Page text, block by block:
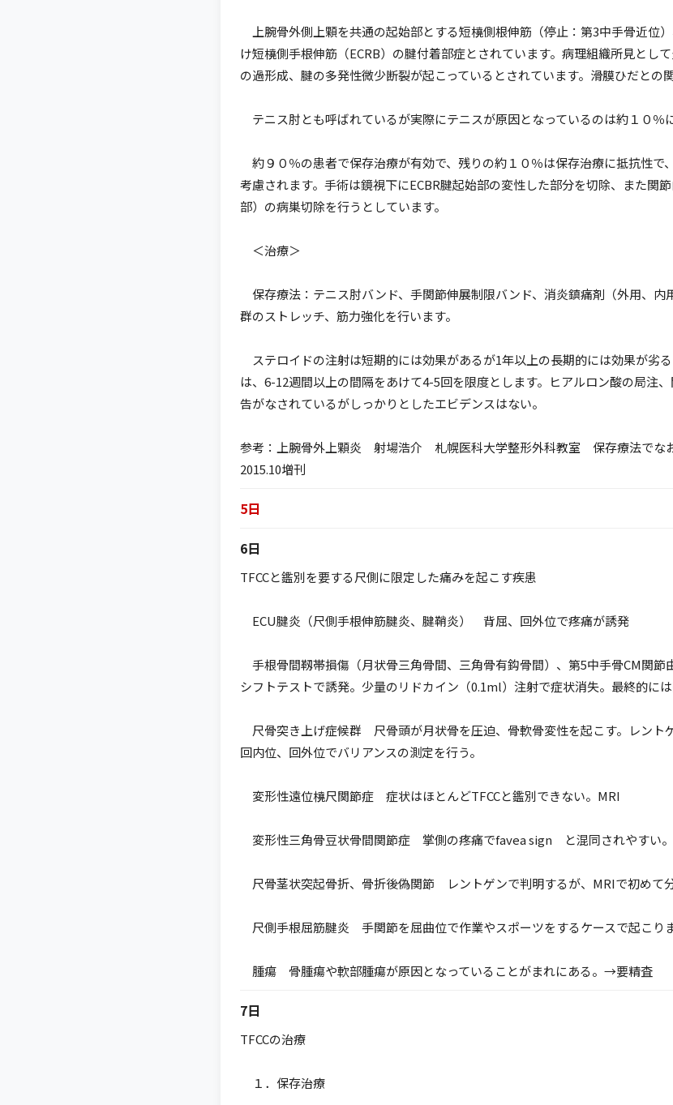
上腕骨外側上顆を共通の起始部とする短橈側根伸筋（停止：第3中手骨近位
け短橈側手根伸筋（ECRB）の腱付着部症とされています。病理組織所見とし
の過形成、腱の多発性微少断裂が起こっているとされています。滑膜ひだとの
テニス肘とも呼ばれているが実際にテニスが原因となっているのは約１０％
約９０％の患者で保存治療が有効で、残りの約１０％は保存治療に抵抗性で
考慮されます。手術は鏡視下にECBR腱起始部の変性した部分を切除、また関
部）の病巣切除を行うとしています。
＜治療＞
保存療法：テニス肘バンド、手関節伸展制限バンド、消炎鎮痛剤（外用、内
群のストレッチ、筋力強化を行います。
ステロイドの注射は短期的には効果があるが1年以上の長期的には効果が劣
は、6-12週間以上の間隔をあけて4-5回を限度とします。ヒアルロン酸の局注
告がなされているがしっかりとしたエビデンスはない。
参考：上腕骨外上顆炎 射場浩介 札幌医科大学整形外科教室 保存療法で
2015.10増刊
5日
6日
TFCCと鑑別を要する尺側に限定した痛みを起こす疾患
ECU腱炎（尺側手根伸筋腱炎、腱鞘炎） 背屈、回外位で疼痛が誘発
手根骨間靱帯損傷（月状骨三角骨間、三角骨有鈎骨間）、第5中手骨CM関節
シフトテストで誘発。少量のリドカイン（0.1ml）注射で症状消失。最終的に
尺骨突き上げ症候群 尺骨頭が月状骨を圧迫、骨軟骨変性を起こす。レント
回内位、回外位でバリアンスの測定を行う。
変形性遠位橈尺関節症 症状はほとんどTFCCと鑑別できない。MRI
変形性三角骨豆状骨間関節症 掌側の疼痛でfavea sign と混同されやすい。
尺骨茎状突起骨折、骨折後偽関節 レントゲンで判明するが、MRIで初めて
尺側手根屈筋腱炎 手関節を屈曲位で作業やスポーツをするケースで起こり
腫瘍 骨腫瘍や軟部腫瘍が原因となっていることがまれにある。→要精査
7日
TFCCの治療
１．保存治療